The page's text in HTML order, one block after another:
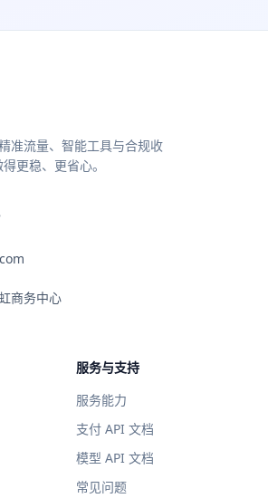
准流量、智能工具与合规收
更稳、更省心。
商务中心
服务与支持
服务能力
支付 API 文档
模型 API 文档
常见问题